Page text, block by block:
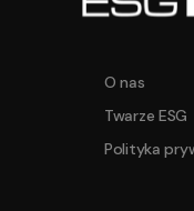
O nas
Twarze ESG
Polityka